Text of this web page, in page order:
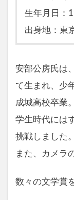
生年月日：
出身地：東
安部公房氏は
て生まれ、少
成城高校卒業
学生時代には
挑戦しました。
また、カメラ
数々の文学賞